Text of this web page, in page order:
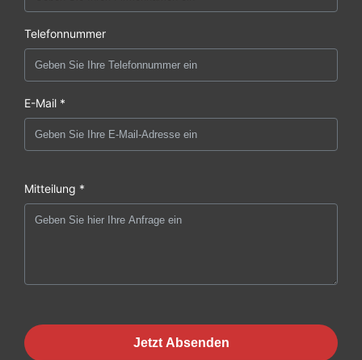
Telefonnummer
E-Mail *
Mitteilung *
Jetzt Absenden